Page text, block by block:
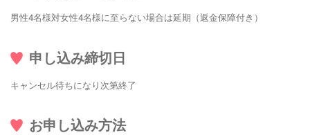
男性4名様対女性4名様に至らない場合は延期（返金保障付き）
申し込み締切日
キャンセル待ちになり次第終了
お申し込み方法